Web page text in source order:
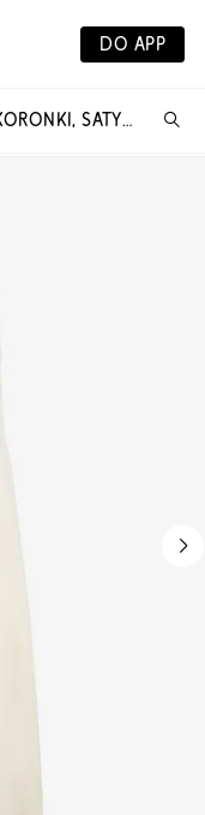
DO APP
SUKIENKA ŚLUBNA CIĄŻOWA Z KORONKI, SATYNY I ŻORŻETY